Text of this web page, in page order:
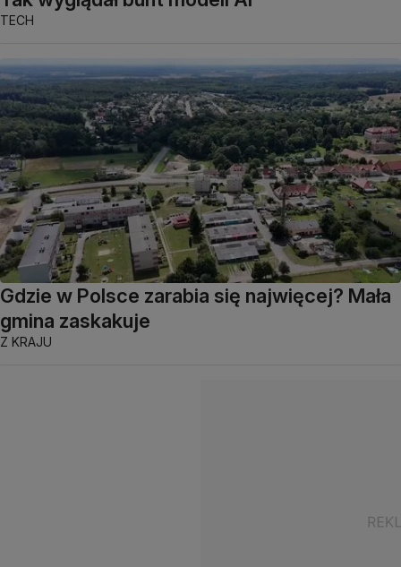
TECH
Gdzie w Polsce zarabia się najwięcej? Mała
gmina zaskakuje
Z KRAJU